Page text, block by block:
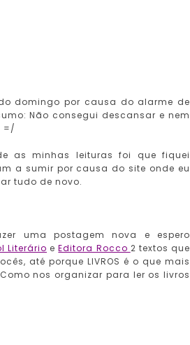
domingo por causa do alarme de
Não consegui descansar e nem
=/
as minhas leituras foi que fiquei
a sumir por causa do site onde eu
tudo de novo.
uma postagem nova e espero
Literário eEditora Rocco 2 textos que
até porque LIVROS é o que mais
nos organizar para ler os livros